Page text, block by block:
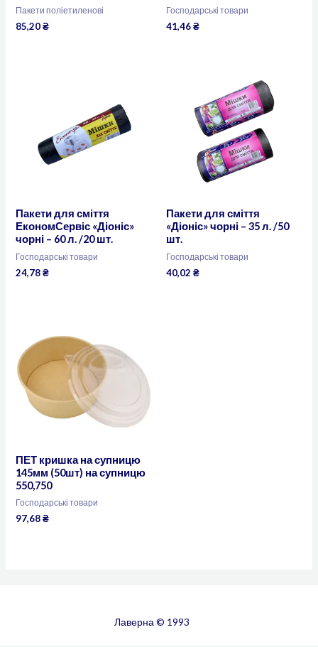
Пакети поліетиленові
85,20₴
Господарські товари
41,46₴
Пакети для сміття
ЕкономСервіс «Діоніс»
чорні – 60 л. /20 шт.
Господарські товари
24,78₴
Пакети для сміття
«Діоніс» чорні – 35 л. /50
шт.
Господарські товари
40,02 ₴
ПЕТ кришка на супницю
145мм (50шт) на супницю
550,750
Господарські товари
97,68₴
Лаверна © 1993